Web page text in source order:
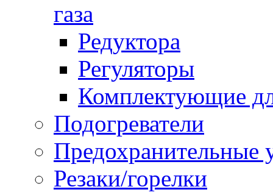
газа
Редуктора
Регуляторы
Комплектующие
Подогреватели
Предохранительные
Резаки/горелки